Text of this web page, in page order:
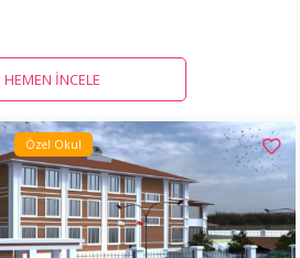
HEMEN İNCELE
Özel Okul